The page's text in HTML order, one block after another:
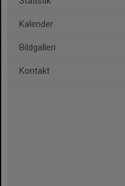
Kalender
Bildgalleri
Kontakt